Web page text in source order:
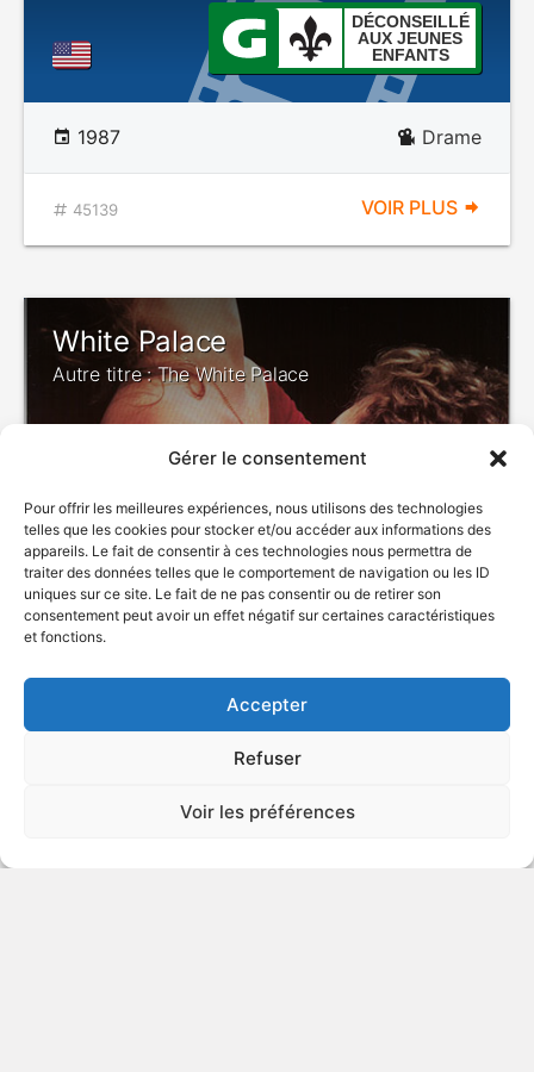
Gérer le consentement
Pour offrir les meilleures expériences, nous utilisons des technologies
telles que les cookies pour stocker et/ou accéder aux informations des
appareils. Le fait de consentir à ces technologies nous permettra de
traiter des données telles que le comportement de navigation ou les ID
uniques sur ce site. Le fait de ne pas consentir ou de retirer son
consentement peut avoir un effet négatif sur certaines caractéristiques
et fonctions.
Accepter
Refuser
Voir les préférences
DÉCONSEILLÉ
AUX JEUNES
ENFANTS
1987 Drame
45139 VOIR PLUS
White Palace
Autre titre : The White Palace
1990 Comédie dramatique